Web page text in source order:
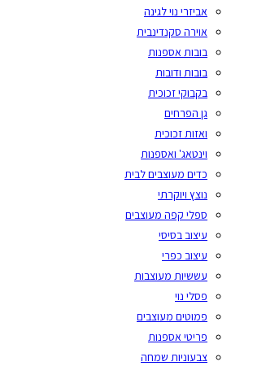
אביזרי נוי לגינה
אוירה סקנדינבית
בובות אספנות
בובות ודובות
בקבוקי זכוכית
גן הפרחים
ואזות זכוכית
וינטאג' ואספנות
כדים מעוצבים לבית
נוצץ ויוקרתי
ספלי קפה מעוצבים
עיצוב בסיסי
עיצוב כפרי
עששיות מעוצבות
פסלי נוי
פמוטים מעוצבים
פריטי אספנות
צבעוניות שמחה